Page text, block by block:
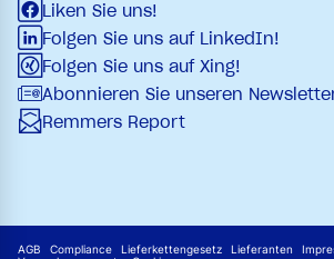
Liken Sie uns!
Folgen Sie uns auf LinkedIn!
Folgen Sie uns auf Xing!
Abonnieren Sie unseren
Remmers Report
AGB Compliance Lieferkettengesetz Lieferanten